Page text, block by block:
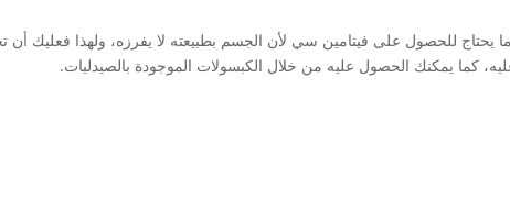
يحتاج للحصول على فيتامين سي لأن الجسم بطبيعته لا يفرزه، ولهذا فعليك
كما يمكنك الحصول عليه من خلال الكبسولات الموجودة بالصيدليات.